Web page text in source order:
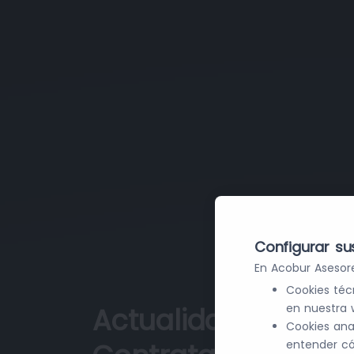
Actualidad Legal
Configurar
En Acobur
Cookies
en nuestra
Cookies
entender